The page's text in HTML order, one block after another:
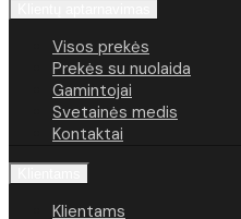
Visos prekės
Prekės su nuolaida
Gamintojai
Svetainės medis
Kontaktai
Klientams